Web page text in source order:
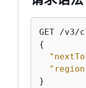
GET /v3/
{
}